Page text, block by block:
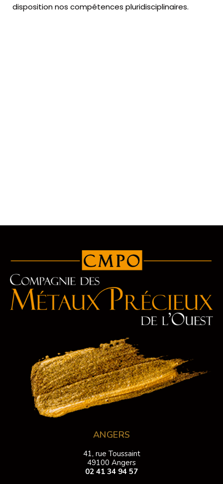
disposition nos compétences pluridisciplinaires.
ANGERS
41, rue Toussaint
49100 Angers
02 41 34 94 57